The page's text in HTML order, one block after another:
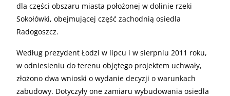
dla części obszaru miasta położonej w dolinie rzeki
Sokołówki, obejmującej część zachodnią osiedla
Radogoszcz.
Według prezydent Łodzi w lipcu i w sierpniu 2011 roku,
w odniesieniu do terenu objętego projektem uchwały,
złożono dwa wnioski o wydanie decyzji o warunkach
zabudowy. Dotyczyły one zamiaru wybudowania osiedla